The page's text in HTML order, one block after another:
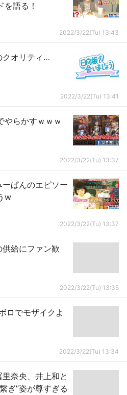
語る！
2022/3/22(Tu) 13:43
クオリティ…
2022/3/22(Tu) 13:41
やらかすｗｗｗ
2022/3/22(Tu) 13:37
ーぱんのエピソー
w
2022/3/22(Tu) 13:37
供給にファン歓
2022/3/22(Tu) 13:35
ロでモザイクよ
2022/3/22(Tu) 13:34
奈央、井上和と
ぎ”姿が尊すぎる